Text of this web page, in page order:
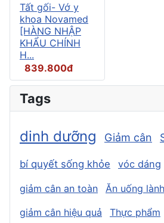
Tất gối- Vớ y
khoa Novamed
[HÀNG NHẬP
KHẨU CHÍNH
H...
839.800đ
Tags
dinh dưỡng Giảm cân
bí quyết sống khỏe vóc dáng
giảm cân an toàn
Ăn uống
giảm cân hiệu quả
Thực phẩm